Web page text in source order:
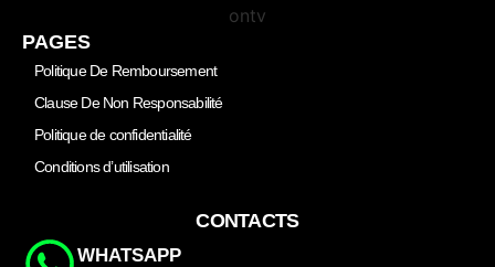
PAGES
Politique De Remboursement
Clause De Non Responsabilité
Politique de confidentialité
Conditions d’utilisation
CONTACTS
WHATSAPP